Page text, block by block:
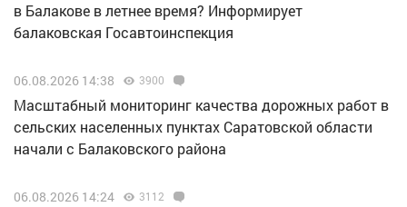
в Балакове в летнее время? Информирует
балаковская Госавтоинспекция
06.08.2026 14:38 3900
Масштабный мониторинг качества дорожных работ в
сельских населенных пунктах Саратовской области
начали с Балаковского района
06.08.2026 14:24 3112